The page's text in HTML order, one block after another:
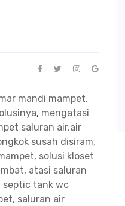
mandi mampet,
, mengatasi
saluran air,air
susah disiram,
solusi kloset
atasi saluran
septic tank wc
saluran air